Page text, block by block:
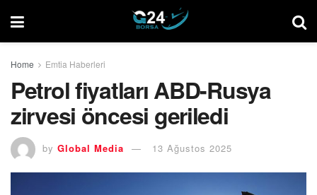
Home Emtia Haberleri
Petrol fiyatları ABD-Rusya
zirvesi öncesi geriledi
by Global Media 13 Ağustos 2025